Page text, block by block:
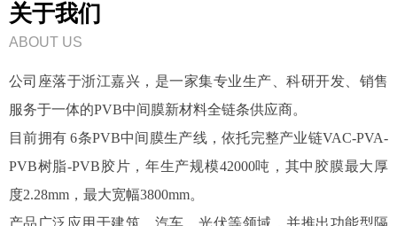
关于我们
ABOUT US
公司座落于浙江嘉兴，是一家集专业生产、科研开发、销售
服务于一体的PVB中间膜新材料全链条供应商。
目前拥有 6条PVB中间膜生产线，依托完整产业链VAC-PVA-
PVB树脂-PVB胶片，年生产规模42000吨，其中胶膜最大厚
度2.28mm，最大宽幅3800mm。
产品广泛应用于建筑、汽车、光伏等领域，并推出功能型隔